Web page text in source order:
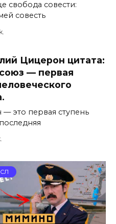
свобода совести:
совесть
Цицерон цитата:
— первая
это первая ступень